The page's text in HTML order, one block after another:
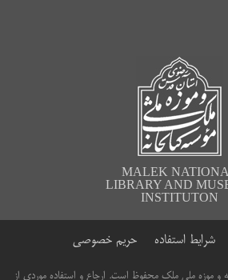
MALEK
LIBRARY AND
INSTITUTON
شرایط استفاده حریم خصوصی
و موزه ملی ملک محفوظ است. ارجاع و استفاده موردی از